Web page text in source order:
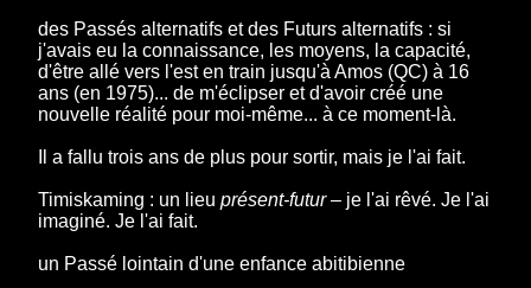
des Passés alternatifs et des Futurs alternatifs : si
j'avais eu la connaissance, les moyens, la capacité,
d'être allé vers l'est en train jusqu'à Amos (QC) à 16
ans (en 1975)... de m'éclipser et d'avoir créé une
nouvelle réalité pour moi-même... à ce moment-là.
Il a fallu trois ans de plus pour sortir, mais je l'ai fait.
Timiskaming : un lieu présent-futur– je l'ai rêvé. Je l'ai
imaginé. Je l'ai fait.
un Passé lointain d'une enfance abitibienne